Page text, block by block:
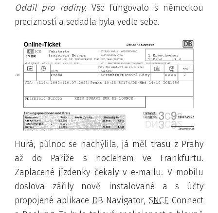
Oddíl pro rodiny. Vše fungovalo s německou
precizností a sedadla byla vedle sebe.
Hurá, půlnoc se nachýlila, já měl trasu z Prahy
až do Paříže s noclehem ve Frankfurtu.
Zaplacené jízdenky čekaly v e-mailu. V mobilu
doslova zářily nově instalované a s účty
propojené aplikace DB Navigator,SNCF Connect